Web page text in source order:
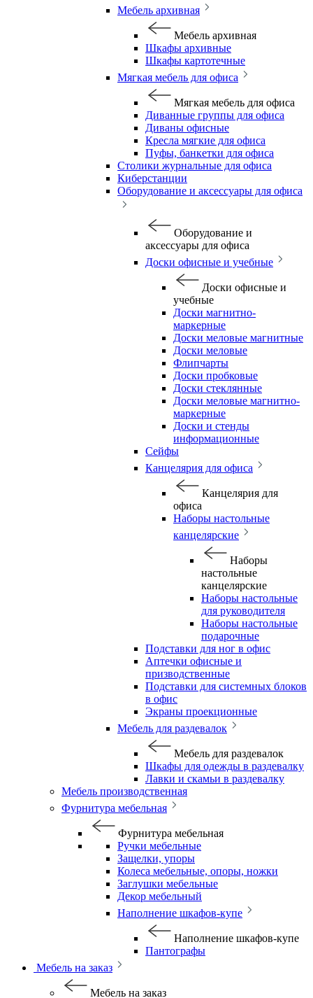
Мебель архивная
Мебель архивная
Шкафы архивные
Шкафы картотечные
Мягкая мебель для офиса
Мягкая мебель для офиса
Диванные группы для офиса
Диваны офисные
Кресла мягкие для офиса
Пуфы, банкетки для офиса
Столики журнальные для офиса
Киберстанции
Оборудование и аксессуары для офиса
Оборудование и
аксессуары для офиса
Доски офисные и учебные
Доски офисные и
учебные
Доски магнитно-
маркерные
Доски меловые магнитные
Доски меловые
Флипчарты
Доски пробковые
Доски стеклянные
Доски меловые магнитно-
маркерные
Доски и стенды
информационные
Сейфы
Канцелярия для офиса
Канцелярия для
офиса
Наборы настольные
канцелярские
Наборы
настольные
канцелярские
Наборы настольные
для руководителя
Наборы настольные
подарочные
Подставки для ног в офис
Аптечки офисные и
призводственные
Подставки для системных блоков
в офис
Экраны проекционные
Мебель для раздевалок
Мебель для раздевалок
Шкафы для одежды в раздевалку
Лавки и скамьи в раздевалку
Мебель производственная
Фурнитура мебельная
Фурнитура мебельная
Ручки мебельные
Защелки, упоры
Колеса мебельные, опоры, ножки
Заглушки мебельные
Декор мебельный
Наполнение шкафов-купе
Наполнение шкафов-купе
Пантографы
Мебель на заказ
Мебель на заказ